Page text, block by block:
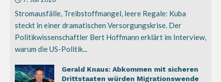
Stromausfälle, Treibstoffmangel, leere Regale: Kuba
steckt in einer dramatischen Versorgungskrise. Der
Politikwissenschaftler Bert Hoffmann erklärt im Interview,
warum die US-Politik...
Gerald Knaus: Abkommen mit sicheren
Drittstaaten würden Migrationswende